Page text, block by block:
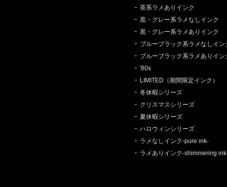
茶系ラメありインク
黒・グレー系ラメなしインク
黒・グレー系ラメありインク
ブルーブラック系ラメなしイン
ブルーブラック系ラメありイン
'80s
LIMITED（期間限定インク）
冬休暇シリーズ
クリスマスシリーズ
夏休暇シリーズ
ハロウィンシリーズ
ラメなしインク-pure ink-
ラメありインク-shimmering